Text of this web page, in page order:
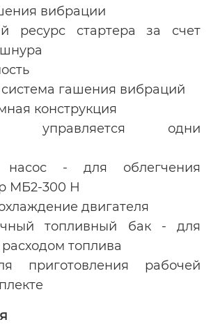
вибрации
ресурс стартера за счет
гашения вибраций
конструкция
управляется одни
насос - для облегчения
МБ2-300 Н
двигателя
топливный бак - для
топлива
приготовления рабочей